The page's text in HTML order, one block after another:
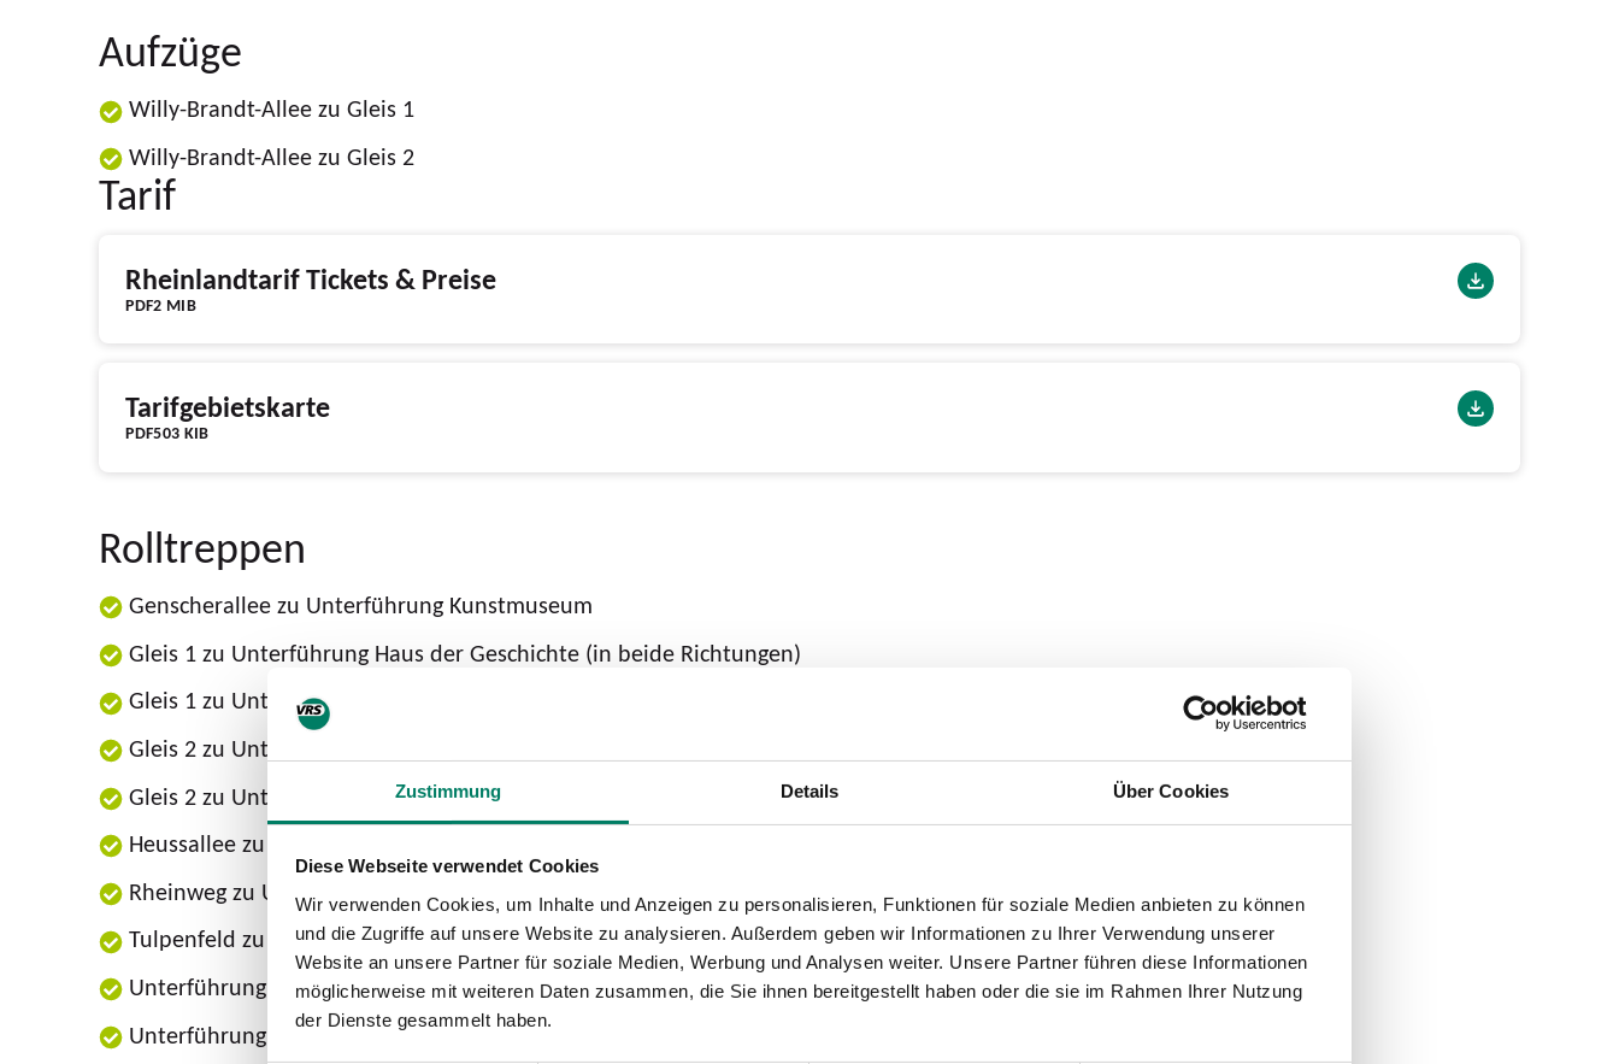
Zustimmung Details Über Cookies
Diese Webseite verwendet Cookies
Wir verwenden Cookies, um Inhalte und Anzeigen zu personalisieren, Funktionen für soziale Medien anbieten zu können
und die Zugriffe auf unsere Website zu analysieren. Außerdem geben wir Informationen zu Ihrer Verwendung unserer
Website an unsere Partner für soziale Medien, Werbung und Analysen weiter. Unsere Partner führen diese Informationen
möglicherweise mit weiteren Daten zusammen, die Sie ihnen bereitgestellt haben oder die sie im Rahmen Ihrer Nutzung
der Dienste gesammelt haben.
Aufzüge
Willy-Brandt-Allee zu Gleis 1
Willy-Brandt-Allee zu Gleis 2
Tarif
PDF2 MIB
Rheinlandtarif Tickets & Preise
PDF503 KIB
Tarifgebietskarte
Rolltreppen
Genscherallee zu Unterführung Kunstmuseum
Gleis 1 zu Unterführung Haus der Geschichte (in beide Richtungen)
Gleis 1 zu Unterführung Kunstmuseum(in beide Richtungen)
Gleis 2 zu Unterführung Haus der Geschichte (in beide Richtungen)
Gleis 2 zu Unterführung Kunstmuseum (in beide Richtungen)
Heussallee zu Unterführung Kunstmuseum
Rheinweg zu Unterführung Haus der Geschichte
Tulpenfeld zu Unterführung Kunstmuseum
Unterführung Kunstmuseum zu Heussallee
Unterführung Kunstmuseum zu Tulpenfeld